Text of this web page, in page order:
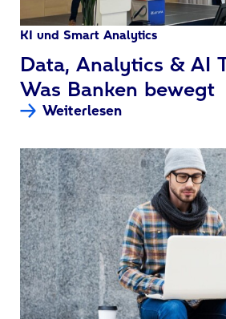
KI und Smart Analytics
:Data, Analytics & AI
Was Banken bewegt
Weiterlesen